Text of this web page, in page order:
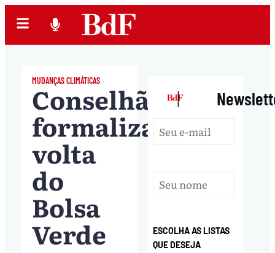
MUDANÇAS CLIMÁTICAS
Conselhão
formaliza
volta
do
Bolsa
Verde
|
ESCOLHA AS LISTAS
QUE DESEJA